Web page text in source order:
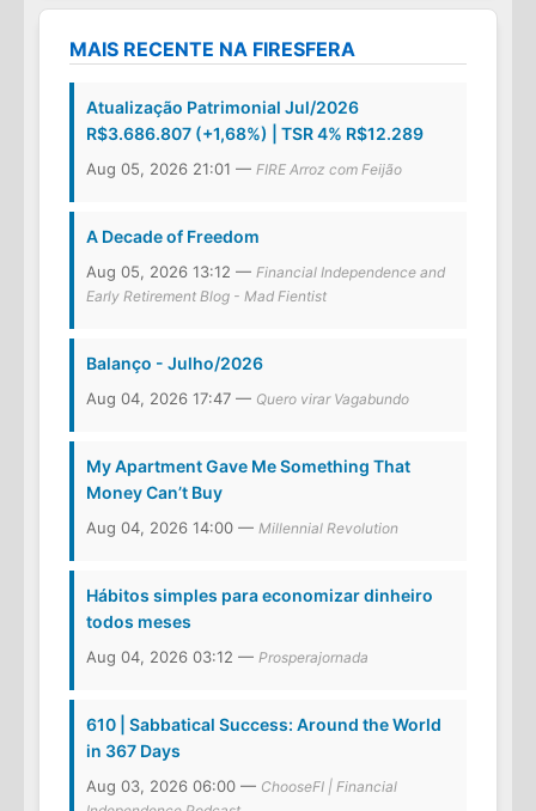
MAIS RECENTE NA FIRESFERA
Atualização Patrimonial Jul/2026
R$3.686.807 (+1,68%) | TSR 4% R$12.289
Aug 05, 2026 21:01 — FIRE Arroz com Feijão
A Decade of Freedom
Aug 05, 2026 13:12 — Financial Independence and
Early Retirement Blog - Mad Fientist
Balanço - Julho/2026
Aug 04, 2026 17:47 — Quero virar Vagabundo
My Apartment Gave Me Something That
Money Can’t Buy
Aug 04, 2026 14:00 — Millennial Revolution
Hábitos simples para economizar dinheiro
todos meses
Aug 04, 2026 03:12 — Prosperajornada
610 | Sabbatical Success: Around the World
in 367 Days
Aug 03, 2026 06:00 — ChooseFI | Financial